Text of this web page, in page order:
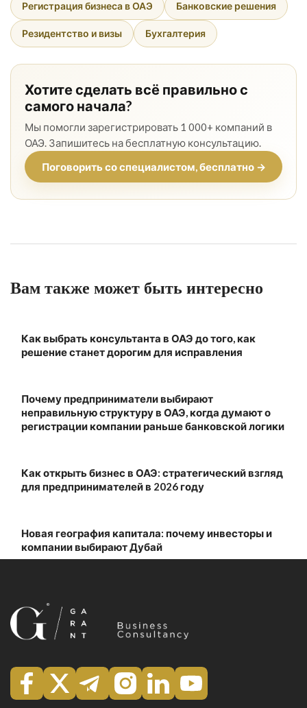
Регистрация бизнеса в ОАЭ Банковские решения
Резидентство и визы Бухгалтерия
Хотите сделать всё правильно с
самого начала?
Мы помогли зарегистрировать 1 000+ компаний в
ОАЭ. Запишитесь на бесплатную консультацию.
Поговорить со специалистом, бесплатно →
Вам также может быть интересно
Как выбрать консультанта в ОАЭ до того, как
решение станет дорогим для исправления
Почему предприниматели выбирают
неправильную структуру в ОАЭ, когда думают о
регистрации компании раньше банковской логики
Как открыть бизнес в ОАЭ: стратегический взгляд
для предпринимателей в 2026 году
Новая география капитала: почему инвесторы и
компании выбирают Дубай